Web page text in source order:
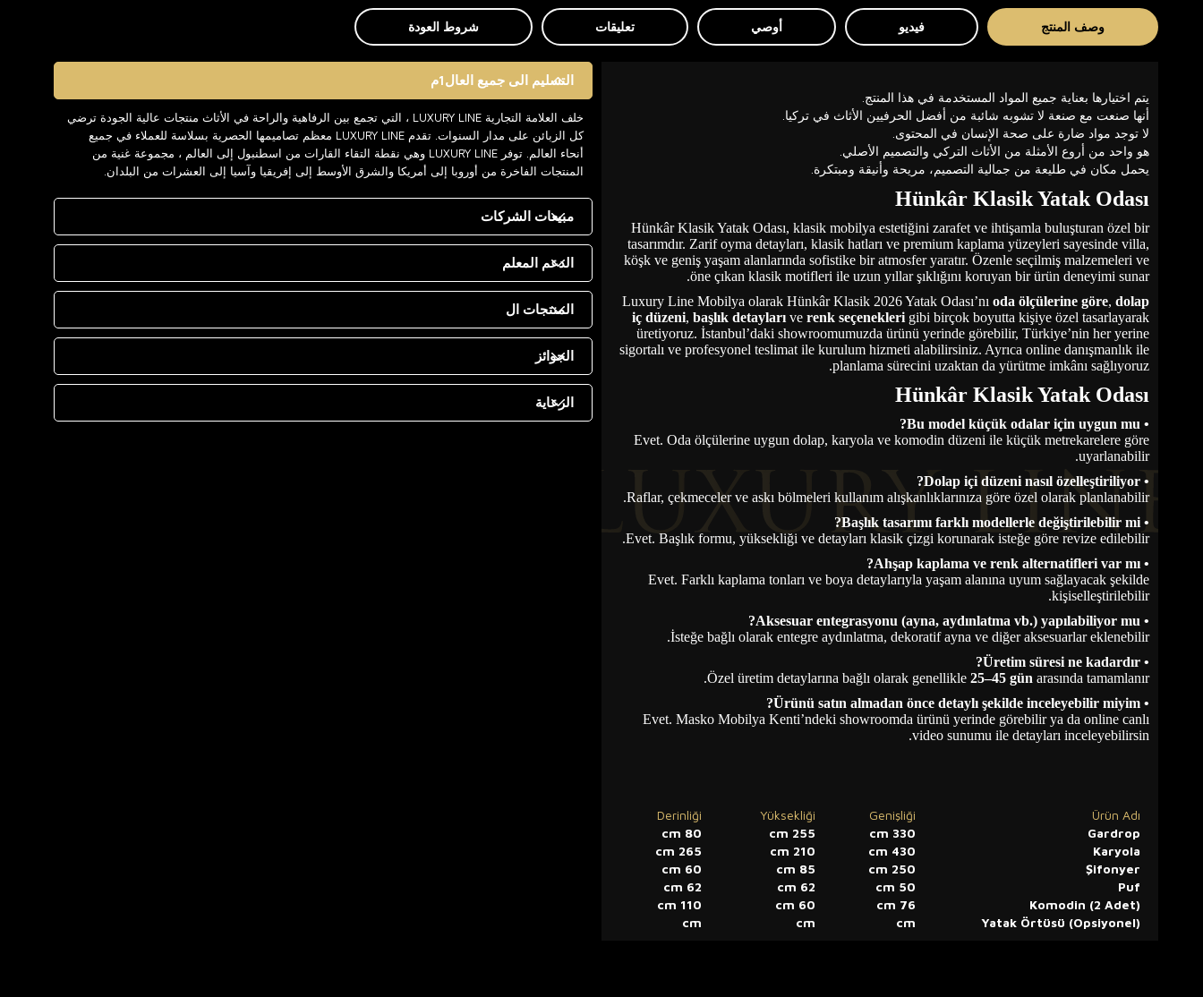
وصف المنتج فيديو أوصي تعليقات شروط العودة
يتم اختيارها بعناية جميع المواد المستخدمة في هذا المنتج.
أنها صنعت مع صنعة لا تشوبه شائبة من أفضل الحرفيين الأثاث في تركيا.
لا توجد مواد ضارة على صحة الإنسان في المحتوى.
هو واحد من أروع الأمثلة من الأثاث التركي والتصميم الأصلي.
يحمل مكان في طليعة من جمالية التصميم، مريحة وأنيقة ومبتكرة.
Hünkâr Klasik Yatak Odası
Hünkâr Klasik Yatak Odası, klasik mobilya estetiğini zarafet ve ihtişamla buluşturan özel bir
tasarımdır. Zarif oyma detayları, klasik hatları ve premium kaplama yüzeyleri sayesinde villa,
köşk ve geniş yaşam alanlarında sofistike bir atmosfer yaratır. Özenle seçilmiş malzemeleri ve
öne çıkan klasik motifleri ile uzun yıllar şıklığını koruyan bir ürün deneyimi sunar.
Luxury Line Mobilya olarak Hünkâr Klasik 2026 Yatak Odası’nı oda ölçülerine göre, dolap
iç düzeni, başlık detayları ve renk seçenekleri gibi birçok boyutta kişiye özel tasarlayarak
üretiyoruz. İstanbul’daki showroomumuzda ürünü yerinde görebilir, Türkiye’nin her yerine
sigortalı ve profesyonel teslimat ile kurulum hizmeti alabilirsiniz. Ayrıca online danışmanlık ile
planlama sürecini uzaktan da yürütme imkânı sağlıyoruz.
Hünkâr Klasik Yatak Odası
• Bu model küçük odalar için uygun mu?
Evet. Oda ölçülerine uygun dolap, karyola ve komodin düzeni ile küçük metrekarelere göre
uyarlanabilir.
• Dolap içi düzeni nasıl özelleştiriliyor?
Raflar, çekmeceler ve askı bölmeleri kullanım alışkanlıklarınıza göre özel olarak planlanabilir.
• Başlık tasarımı farklı modellerle değiştirilebilir mi?
Evet. Başlık formu, yüksekliği ve detayları klasik çizgi korunarak isteğe göre revize edilebilir.
• Ahşap kaplama ve renk alternatifleri var mı?
Evet. Farklı kaplama tonları ve boya detaylarıyla yaşam alanına uyum sağlayacak şekilde
kişiselleştirilebilir.
• Aksesuar entegrasyonu (ayna, aydınlatma vb.) yapılabiliyor mu?
İsteğe bağlı olarak entegre aydınlatma, dekoratif ayna ve diğer aksesuarlar eklenebilir.
• Üretim süresi ne kadardır?
Özel üretim detaylarına bağlı olarak genellikle 25–45 gün arasında tamamlanır.
• Ürünü satın almadan önce detaylı şekilde inceleyebilir miyim?
Evet. Masko Mobilya Kenti’ndeki showroomda ürünü yerinde görebilir ya da online canlı
video sunumu ile detayları inceleyebilirsin.
Ürün Adı
Genişliği
Yüksekliği
Derinliği
Gardrop
330 cm
255 cm
80 cm
Karyola
430 cm
210 cm
265 cm
Şifonyer
250 cm
85 cm
60 cm
Puf
50 cm
62 cm
62 cm
Komodin (2 Adet)
76 cm
60 cm
110 cm
Yatak Örtüsü (Opsiyonel)
cm
cm
cm
التسليم الى جميع العال1م
خلف العلامة التجارية LUXURY LINE ، التي تجمع بين الرفاهية والراحة في الأثاث منتجات عالية الجودة ترضي
كل الزبائن على مدار السنوات. تقدم LUXURY LINE معظم تصاميمها الحصرية بسلاسة للعملاء في جميع
أنحاء العالم. توفر LUXURY LINE وهي نقطة التقاء القارات من اسطنبول إلى العالم ، مجموعة غنية من
المنتجات الفاخرة من أوروبا إلى أمريكا والشرق الأوسط إلى إفريقيا وآسيا إلى العشرات من البلدان.
مبيعات الشركات
الدعم المعلم
المنتجات ال
الجوائز
الرعاية